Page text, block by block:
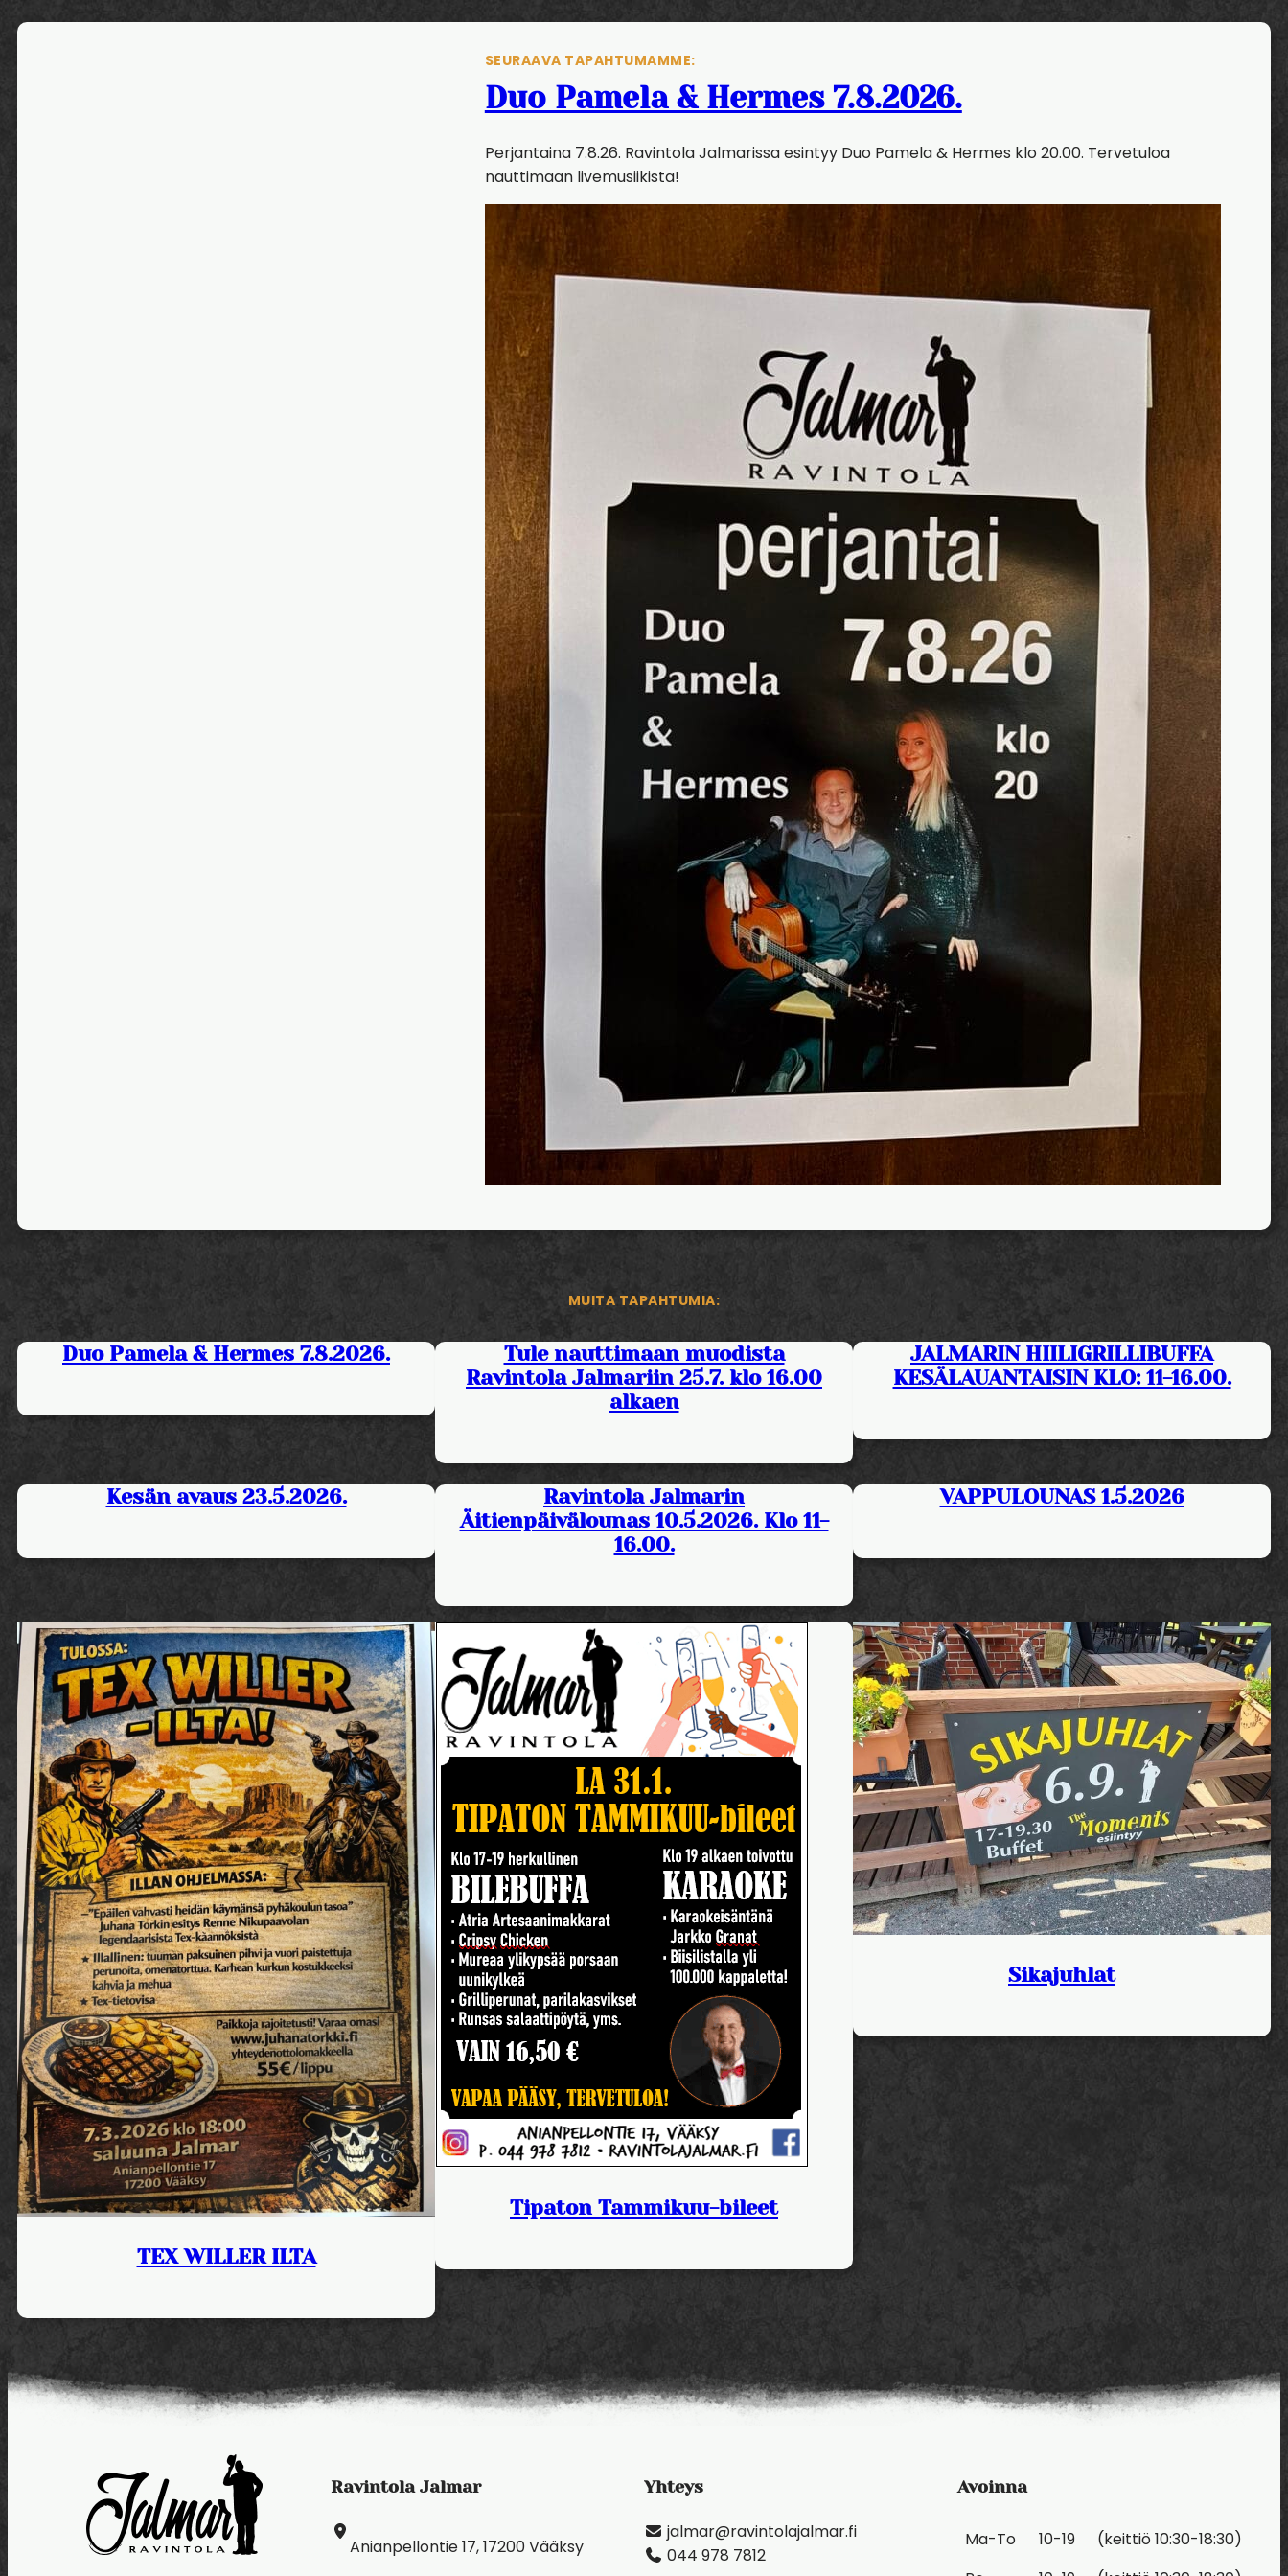
SEURAAVA TAPAHTUMAMME:
Duo Pamela & Hermes 7.8.2026.
Perjantaina 7.8.26. Ravintola Jalmarissa esintyy Duo Pamela & Hermes klo 20.00. Tervetuloa
nauttimaan livemusiikista!
MUITA TAPAHTUMIA:
Duo Pamela & Hermes 7.8.2026.
Tule nauttimaan muodista
Ravintola Jalmariin 25.7. klo 16.00
alkaen
JALMARIN HIILIGRILLIBUFFA
KESÄLAUANTAISIN KLO: 11-16.00.
Kesän avaus 23.5.2026.
Ravintola Jalmarin
Äitienpäivälounas 10.5.2026. Klo 11-
16.00.
VAPPULOUNAS 1.5.2026
TEX WILLER ILTA
Tipaton Tammikuu-bileet
Sikajuhlat
Ravintola Jalmar
Anianpellontie 17, 17200 Vääksy
Yhteys
jalmar@ravintolajalmar.fi
044 978 7812
Avoinna
Ma-To 10-19
(keittiö 10:30-18:30)